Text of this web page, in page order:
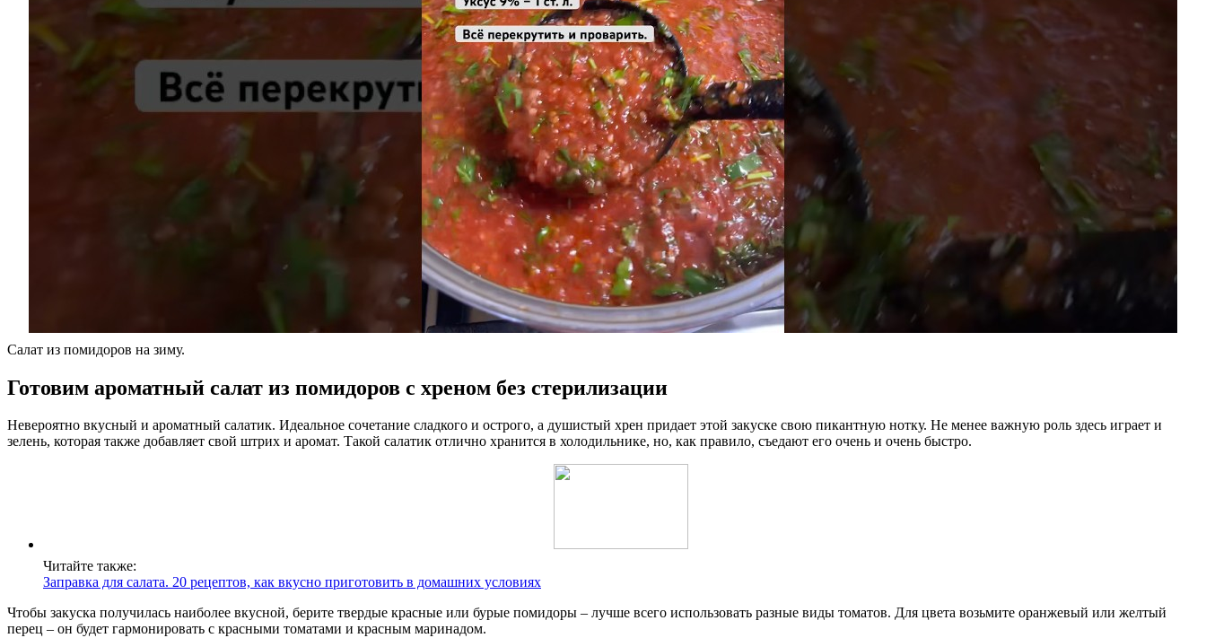
Салат из помидоров на зиму.
Готовим ароматный салат из помидоров с хреном без стерилизации
Невероятно вкусный и ароматный салатик. Идеальное сочетание сладкого и острого, а душистый хрен придает этой закуске свою пикантную нотку. Не менее важную роль здесь играет и
зелень, которая также добавляет свой штрих и аромат. Такой салатик отлично хранится в холодильнике, но, как правило, съедают его очень и очень быстро.
Читайте также:
Заправка для салата. 20 рецептов, как вкусно приготовить в домашних условиях
Чтобы закуска получилась наиболее вкусной, берите твердые красные или бурые помидоры – лучше всего использовать разные виды томатов. Для цвета возьмите оранжевый или желтый
перец – он будет гармонировать с красными томатами и красным маринадом.